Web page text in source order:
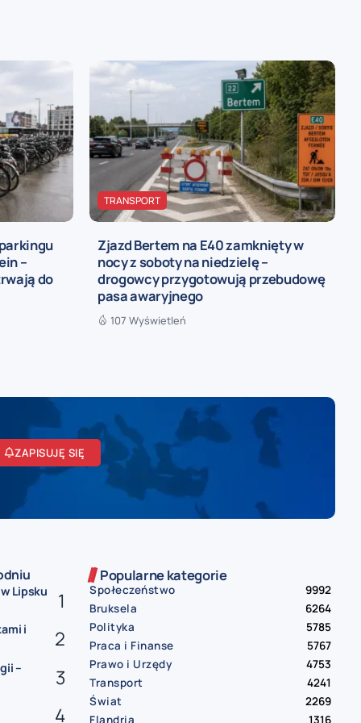
–
do
TRANSPORT
Zjazd Bertem na E40 zamknięty w
nocy z soboty na niedzielę –
drogowcy przygotowują przebudowę
pasa awaryjnego
107 Wyświetleń
ZAPISUJĘ SIĘ
Lipsku
i
–
Popularne kategorie
Społeczeństwo
9992
Bruksela
6264
Polityka
5785
Praca i Finanse
5767
Prawo i Urzędy
4753
Transport
4241
Świat
2269
Flandria
1316